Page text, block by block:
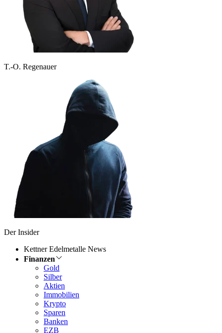
T.-O. Regenauer
Der Insider
Kettner Edelmetalle News
Finanzen
Gold
Silber
Aktien
Immobilien
Krypto
Sparen
Banken
EZB